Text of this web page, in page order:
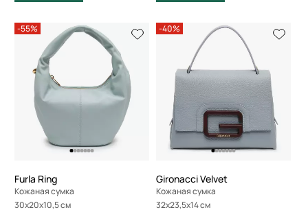
-55%
Furla Ring
Кожаная сумка
30x20x10,5 см
-40%
Gironacci Velvet
Кожаная сумка
32x23,5x14 см